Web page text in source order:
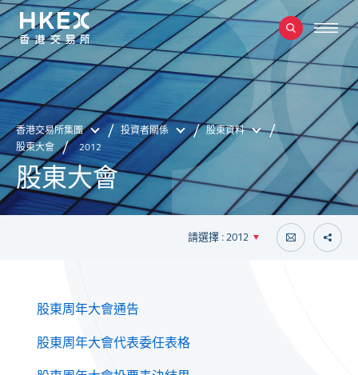
香港交易所集團 投資者關係
股東資料
股東大會
2012
股東大會
請選擇 : 2012
股東周年大會通告
股東周年大會代表委任表格